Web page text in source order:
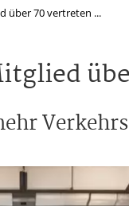
über 70 vertreten ...